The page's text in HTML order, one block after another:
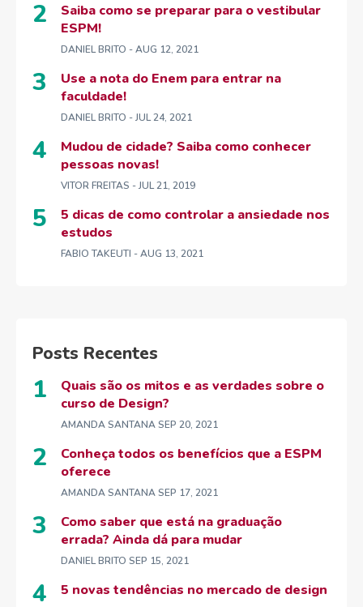
Saiba como se preparar para o vestibular
ESPM!
DANIEL BRITO - AUG 12, 2021
Use a nota do Enem para entrar na
faculdade!
DANIEL BRITO - JUL 24, 2021
Mudou de cidade? Saiba como conhecer
pessoas novas!
VITOR FREITAS - JUL 21, 2019
5 dicas de como controlar a ansiedade nos
estudos
FABIO TAKEUTI - AUG 13, 2021
Posts Recentes
Quais são os mitos e as verdades sobre o
curso de Design?
AMANDA SANTANASEP 20, 2021
Conheça todos os benefícios que a ESPM
oferece
AMANDA SANTANASEP 17, 2021
Como saber que está na graduação
errada? Ainda dá para mudar
DANIEL BRITO SEP 15, 2021
5 novas tendências no mercado de design